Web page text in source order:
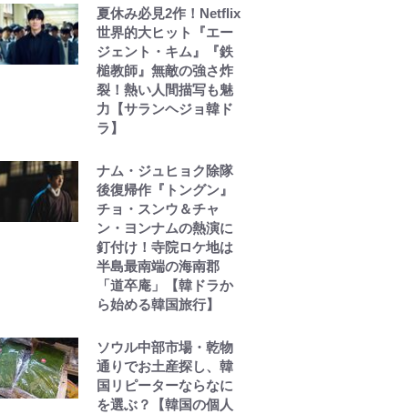
夏休み必見2作！Netflix
世界的大ヒット『エー
ジェント・キム』『鉄
槌教師』無敵の強さ炸
裂！熱い人間描写も魅
力【サランヘジョ韓ド
ラ】
ナム・ジュヒョク除隊
後復帰作『トングン』
チョ・スンウ＆チャ
ン・ヨンナムの熱演に
釘付け！寺院ロケ地は
半島最南端の海南郡
「道卒庵」【韓ドラか
ら始める韓国旅行】
ソウル中部市場・乾物
通りでお土産探し、韓
国リピーターならなに
を選ぶ？【韓国の個人